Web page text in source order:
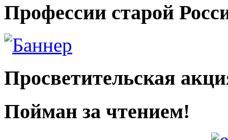
Профессии старой
Просветительская
Пойман за чтением!